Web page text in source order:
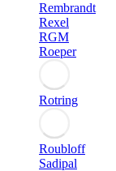
Rembrandt
Rexel
RGM
Roeper
Rotring
Roubloff
Sadipal